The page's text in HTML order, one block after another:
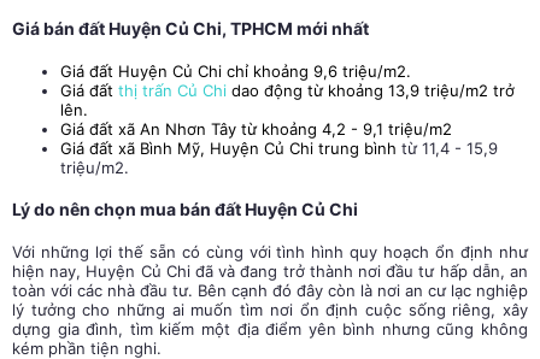
Giá bán đất Huyện Củ Chi, TPHCM mới nhất
Giá đất Huyện Củ Chi chỉ khoảng 9,6 triệu/m2.
Giá đất thị trấn Củ Chi dao động từ khoảng 13,9 triệu/m2 trở
lên.
Giá đất xã An Nhơn Tây từ khoảng 4,2 - 9,1 triệu/m2
Giá đất xã Bình Mỹ, Huyện Củ Chi trung bình từ 11,4 - 15,9
triệu/m2.
Lý do nên chọn mua bán đất Huyện Củ Chi
Với những lợi thế sẵn có cùng với tình hình quy hoạch ổn định như
hiện nay, Huyện Củ Chi đã và đang trở thành nơi đầu tư hấp dẫn, an
toàn với các nhà đầu tư. Bên cạnh đó đây còn là nơi an cư lạc nghiệp
lý tưởng cho những ai muốn tìm nơi ổn định cuộc sống riêng, xây
dựng gia đình, tìm kiếm một địa điểm yên bình nhưng cũng không
kém phần tiện nghi.